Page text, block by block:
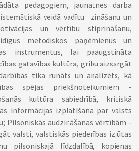
pedagogiem, jaunatnes darba
veidā vadītu zināšanu un
un vērtību stiprināšanu,
metodiskos paņēmienus un
instrumentus, lai paaugstināta
gatavības kultūra, gribu aizsargāt
tika runāts un analizēts, kā
spējas priekšnoteikumiem -
kultūra sabiedrībā, kritiskā
informācijas izplatīšana par valsts
Pilsoniskās audzināšanas vērtībām -
valsti, valstiskās piederības izjūtas
pilsoniskajā līdzdalībā, kopienas